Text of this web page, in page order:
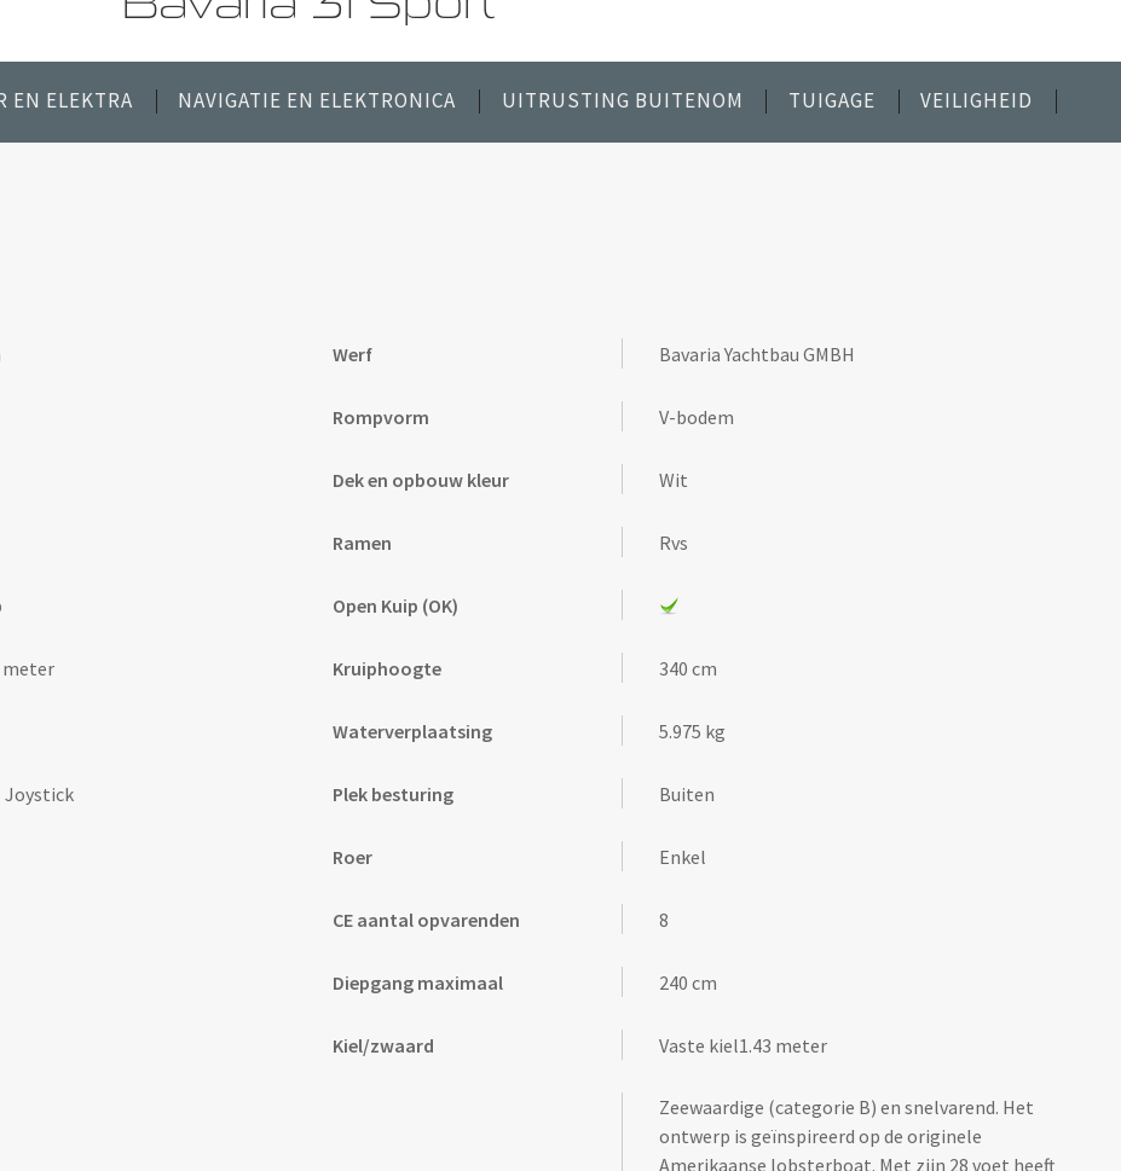
Werf Bavaria Yachtbau GMBH
Rompvorm V-bodem
Dek en opbouw kleur Wit
Ramen Rvs
Open Kuip (OK)
meter Kruiphoogte 340 cm
Waterverplaatsing 5.975 kg
Joystick Plek besturing Buiten
Roer Enkel
CE aantal opvarenden 8
Diepgang maximaal 240 cm
Kiel/zwaard Vaste kiel1.43 meter
Zeewaardige (categorie B) en snelvarend. Het
ontwerp is geïnspireerd op de originele
Amerikaanse lobsterboat. Met zijn 28 voet heeft
EN ELEKTRA NAVIGATIE EN ELEKTRONICA UITRUSTING BUITENOM TUIGAGE VEILIGHEID